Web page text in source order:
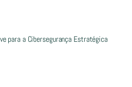
para a Cibersegurança Estratégica